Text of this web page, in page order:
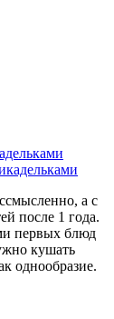
а с
после 1 года.
первых блюд
кушать
однообразие.